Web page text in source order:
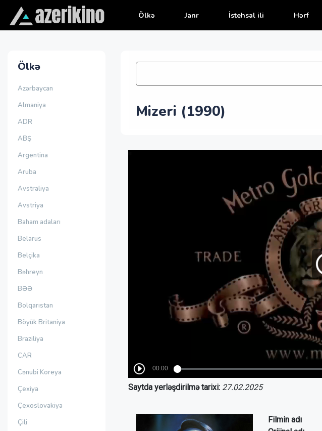
Ölkə Janr İstehsal ili Hərf
Ölkə
Azərbaycan
Almaniya
ADR
ABŞ
Argentina
Aruba
Avstraliya
Avstriya
Baham adaları
Belarus
Belçika
Bəhreyn
BƏƏ
Bolqarıstan
Böyük Britaniya
Braziliya
CAR
Cənubi Koreya
Çexiya
Çexoslovakiya
Çili
Mizeri (1990)
Saytda yerləşdirilmə tarixi: 27.02.2025
Filmin adı